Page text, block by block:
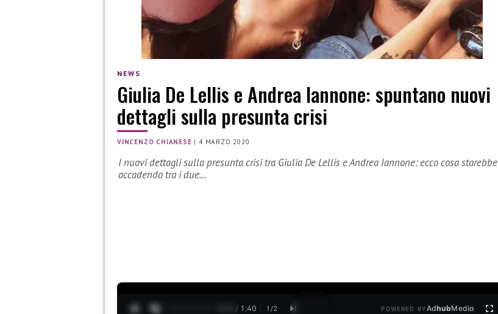
NEWS
Giulia De Lellis e Andrea Iannone: spuntano nuovi
dettagli sulla presunta crisi
VINCENZO CHIANESE |4 MARZO 2020
I nuovi dettagli sulla presunta crisi tra Giulia De Lellis e Andrea Iannone: ecco cosa starebbe
accadendo tra i due…
0:04 / 1:40 1 /2 POWERED BYAdhubMedia